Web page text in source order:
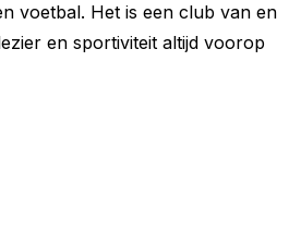
voetbal. Het is een club van en
en sportiviteit altijd voorop